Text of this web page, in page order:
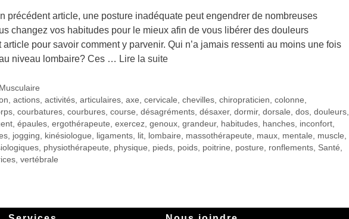
précédent article, une posture inadéquate peut engendrer de nombreuses
changez vos habitudes pour le mieux afin de vous libérer des douleurs
pour savoir comment y parvenir. Qui n’a jamais ressenti au moins une fois
niveau lombaire? Ces … Lire la suite
Musculaire
,actions,activités,articulaires,axe,cervicale,chevilles,chiropraticien,colonne,
, courbatures, courbures, course, désagréments, désaxer, dormir, dorsale, dos, douleurs,
, épaules, ergothérapeute, exercez, genoux, grandeur, habitudes, hanches, inconfort,
, jogging, kinésiologue, ligaments, lit, lombaire, massothérapeute, maux, mentale, muscle,
, physiothérapeute, physique, pieds, poids, poitrine, posture, ronflements, Santé,
, vertébrale